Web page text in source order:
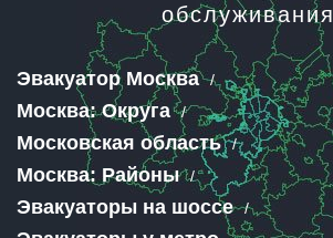
обслуживания
Эвакуатор Москва
Москва: Округа
Московская область
Москва: Районы
Эвакуаторы на шоссе